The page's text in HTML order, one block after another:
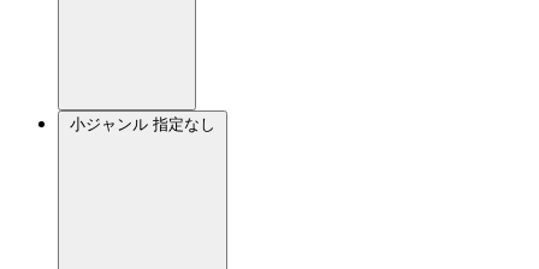
小ジャンル 指定なし